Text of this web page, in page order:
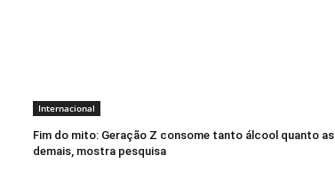
Internacional
Fim do mito: Geração Z consome tanto álcool quanto as
demais, mostra pesquisa